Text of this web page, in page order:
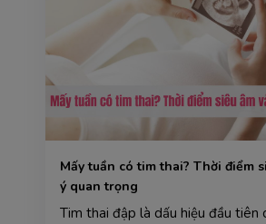
Mấy tuần có tim thai? Thời điểm
ý quan trọng